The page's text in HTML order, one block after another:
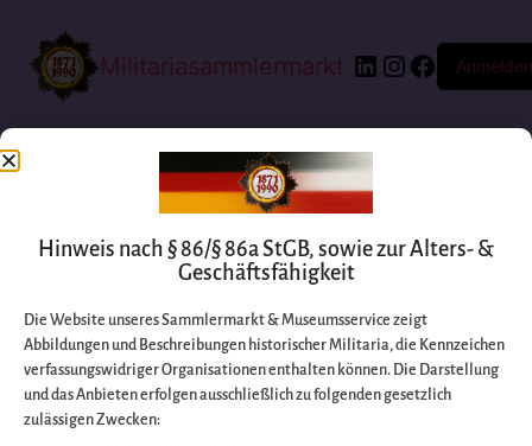
Militariasammlermarkt Anmelden
Entschuldigen Sie
Hinweis nach § 86/§ 86a StGB, sowie zur Alters- &
Geschäftsfähigkeit
Die Website unseres Sammlermarkt & Museumsservice zeigt
Abbildungen und Beschreibungen historischer Militaria, die Kennzeichen
verfassungswidriger Organisationen enthalten können. Die Darstellung
und das Anbieten erfolgen ausschließlich zu folgenden gesetzlich
zulässigen Zwecken: